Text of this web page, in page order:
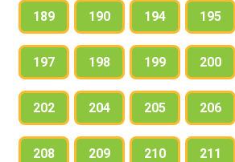
189 190 194 195
197 198 199 200
202 204 205 206
208 209 210 211